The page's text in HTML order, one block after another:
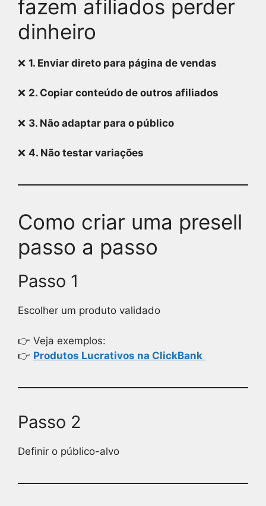
fazem afiliados perder
dinheiro
❌ 1. Enviar direto para página de vendas
❌ 2. Copiar conteúdo de outros afiliados
❌ 3. Não adaptar para o público
❌ 4. Não testar variações
Como criar uma presell
passo a passo
Passo 1
Escolher um produto validado
👉 Veja exemplos:
👉 Produtos Lucrativos na ClickBank
Passo 2
Definir o público-alvo